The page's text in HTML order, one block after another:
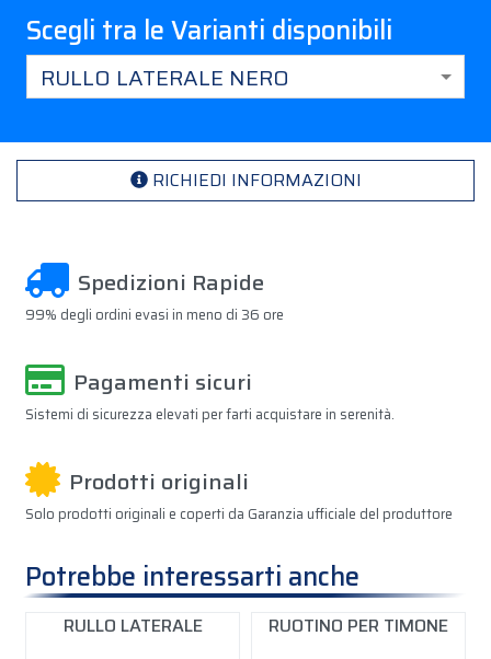
Scegli tra le Varianti disponibili
RULLO LATERALE NERO
RICHIEDI INFORMAZIONI
Spedizioni Rapide
99% degli ordini evasi in meno di 36 ore
Pagamenti sicuri
Sistemi di sicurezza elevati per farti acquistare in serenità.
Prodotti originali
Solo prodotti originali e coperti da Garanzia ufficiale del produttore
Potrebbe interessarti anche
RULLO LATERALE RUOTINO PER TIMONE